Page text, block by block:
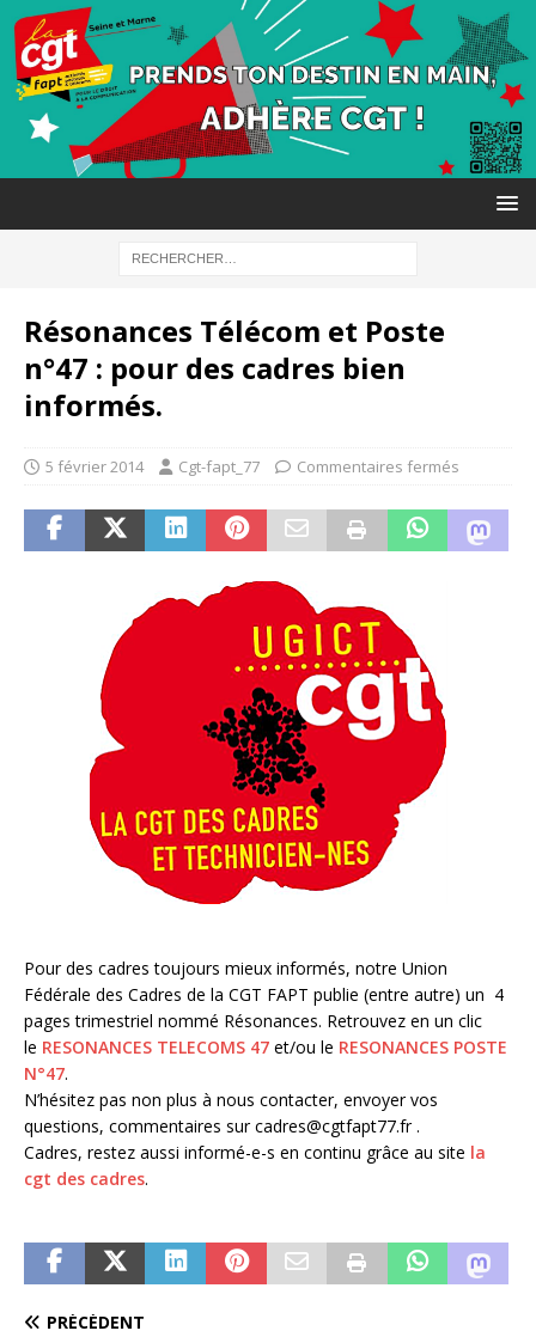
Résonances Télécom et Poste
n°47 : pour des cadres bien
informés.
5 février 2014 Cgt-fapt_77 Commentaires fermés
Pour des cadres toujours mieux informés, notre Union
Fédérale des Cadres de la CGT FAPT publie (entre autre) un 4
pages trimestriel nommé Résonances. Retrouvez en un clic
le RESONANCES TELECOMS 47 et/ou le RESONANCES POSTE
N°47.
N’hésitez pas non plus à nous contacter, envoyer vos
questions, commentaires sur cadres@cgtfapt77.fr .
Cadres, restez aussi informé-e-s en continu grâce au site la
cgt des cadres.
PRÉCÉDENT